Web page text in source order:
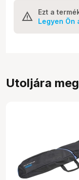
Ezt a
Legyen Ön
Utoljára